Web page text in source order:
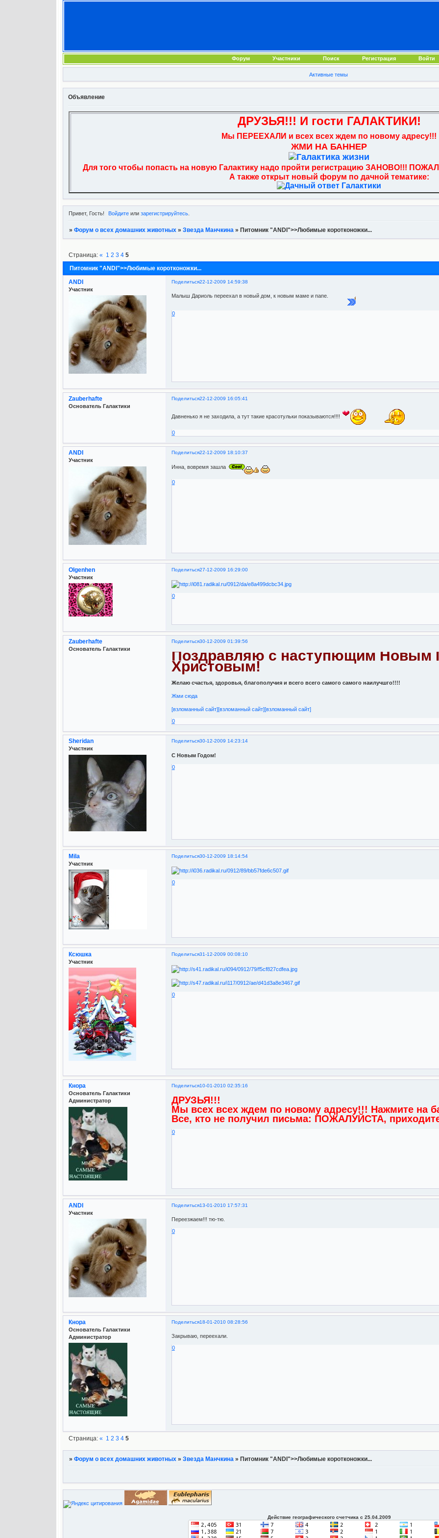
Форум Участники Поиск Регистрация Войти
Активные темы
Объявление
ДРУЗЬЯ!!! И гости ГАЛАКТИКИ!
Мы ПЕРЕЕХАЛИ и всех всех ждем по новому адресу!!!
ЖМИ НА БАННЕР
Для того чтобы попасть на новую Галактику надо пройти регистрацию ЗАНОВО!!!
А также открыт новый форум по дачной тематике:
Привет, Гость! Войдите илизарегистрируйтесь
» Форум о всех домашних животных » Звезда Манчкина » Питомник "ANDI">>Любимые коротконожки...
Питомник "ANDI">>Любимые коротконожки...
Страница: « 1 2 3 4 5
Поделиться22-12-2009 14:59:38
ANDI
Участник
Малыш Дариоль переехал в новый дом, к новым маме и папе.
0
Поделиться22-12-2009 16:05:41
Zauberhafte
Основатель Галактики
Давненько я не заходила, а тут такие красотульки показываются!!!!
0
Поделиться22-12-2009 18:10:37
ANDI
Участник
Инна, вовремя зашла
0
Поделиться27-12-2009 16:29:00
Olgenhen
Участник
0
Поделиться30-12-2009 01:39:56
Zauberhafte
Основатель Галактики Поздравляю с наступющим Новым
Христовым!
Желаю счастья, здоровья, благополучия и всего всего самого самого наилучшго!!!!
Жми сюда
[взломанный сайт][взломанный сайт][взломанный сайт]
0
Поделиться30-12-2009 14:23:14
Sheridan
Участник
С Новым Годом!
0
Поделиться30-12-2009 18:14:54
Mila
Участник
0
Поделиться31-12-2009 00:08:10
Ксюшка
Участник
0
Поделиться10-01-2010 02:35:16
Кнора
Основатель Галактики
Администратор
ДРУЗЬЯ!!!
Мы всех всех ждем по новому адресу!!! Нажмите на
Все, кто не получил письма: ПОЖАЛУЙСТА,
0
Поделиться13-01-2010 17:57:31
ANDI
Участник
Переезжаем!!! тю-тю.
0
Поделиться18-01-2010 08:28:56
Кнора
Основатель Галактики
Администратор
Закрываю, переехали.
0
Страница: « 1 2 3 4 5
» Форум о всех домашних животных » Звезда Манчкина » Питомник "ANDI">>Любимые коротконожки...
Действие географического счетчика с 25.04.2009